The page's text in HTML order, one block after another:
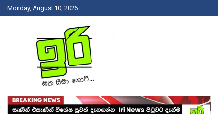
Skip
to
Monday, August 10, 2026
Iri News